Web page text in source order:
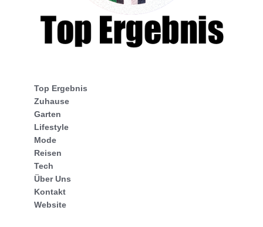
Top Ergebnis
Zuhause
Garten
Lifestyle
Mode
Reisen
Tech
Über Uns
Kontakt
Website